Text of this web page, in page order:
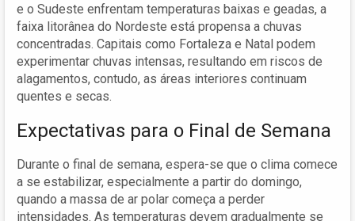
e o Sudeste enfrentam temperaturas baixas e geadas, a
faixa litorânea do Nordeste está propensa a chuvas
concentradas. Capitais como Fortaleza e Natal podem
experimentar chuvas intensas, resultando em riscos de
alagamentos, contudo, as áreas interiores continuam
quentes e secas.
Expectativas para o Final de Semana
Durante o final de semana, espera-se que o clima comece
a se estabilizar, especialmente a partir do domingo,
quando a massa de ar polar começa a perder
intensidades. As temperaturas devem gradualmente se